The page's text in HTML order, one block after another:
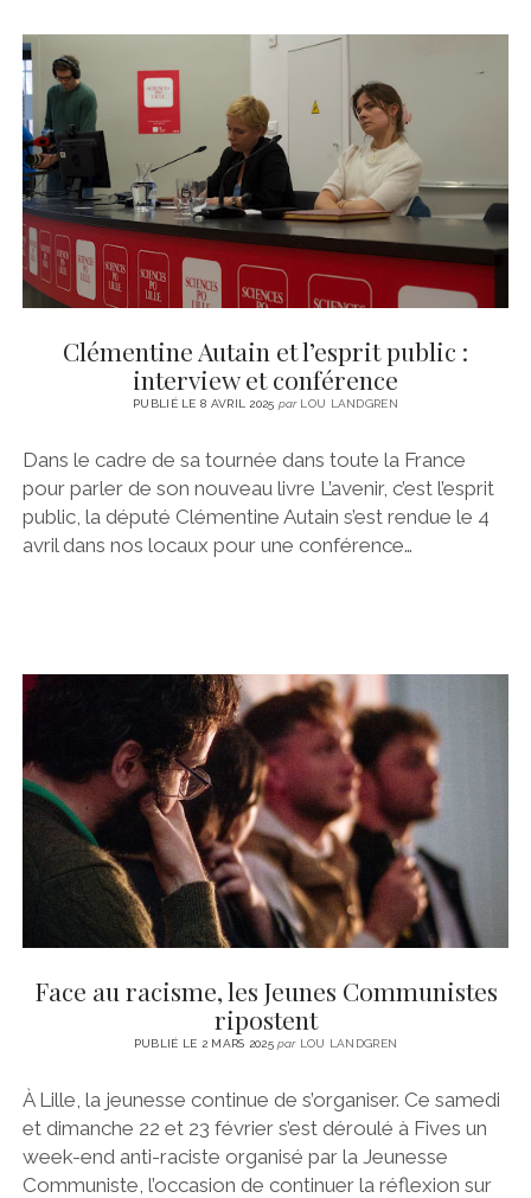
Clémentine Autain et l’esprit public :
interview et conférence
PUBLIÉ LE 8 AVRIL 2025 parLOU LANDGREN
Dans le cadre de sa tournée dans toute la France
pour parler de son nouveau livre L’avenir, c’est l’esprit
public, la député Clémentine Autain s’est rendue le 4
avril dans nos locaux pour une conférence…
Face au racisme, les Jeunes Communistes
ripostent
PUBLIÉ LE 2 MARS 2025parLOU LANDGREN
À Lille, la jeunesse continue de s’organiser. Ce samedi
et dimanche 22 et 23 février s’est déroulé à Fives un
week-end anti-raciste organisé par la Jeunesse
Communiste, l’occasion de continuer la réflexion sur